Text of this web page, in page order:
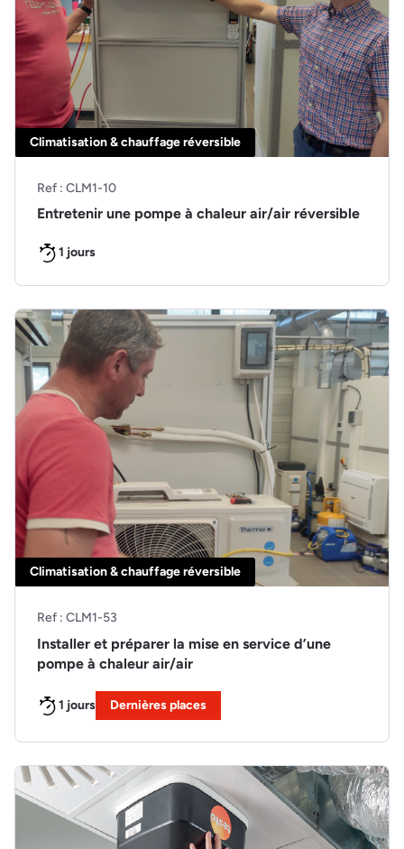
Ref : CLM1-10
Entretenir une pompe à chaleur air/air réversible
1 jours
Climatisation & chauffage réversible
Ref : CLM1-53
Installer et préparer la mise en service d’une
pompe à chaleur air/air
1 jours Dernières places
Climatisation & chauffage réversible